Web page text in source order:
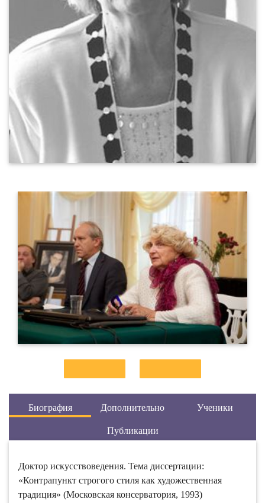
Биография Дополнительно Ученики
Публикации
Доктор искусствоведения. Тема диссертации:
«Контрапункт строгого стиля как художественная
традиция» (Московская консерватория, 1993)